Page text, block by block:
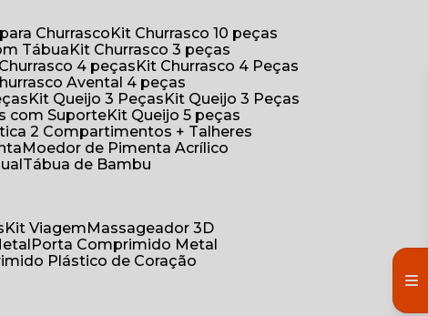
Churrasco
Kit Churrasco 10 peças
Tábua
Kit Churrasco 3 peças
Churrasco 4 peças
Kit Churrasco 4 Peças
Avental 4 peças
Kit Queijo 3 Peças
Kit Queijo 3 Peças
com Suporte
Kit Queijo 5 peças
2 Compartimentos + Talheres
Moedor de Pimenta Acrílico
Tábua de Bambu
Kit Viagem
Massageador 3D
Porta Comprimido Metal
Plástico de Coração